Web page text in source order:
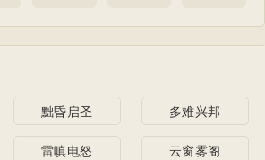
黜昏启圣 多难兴邦
雷嗔电怒 云窗雾阁